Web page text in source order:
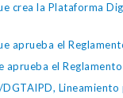
crea la Plataforma
aprueba el
el